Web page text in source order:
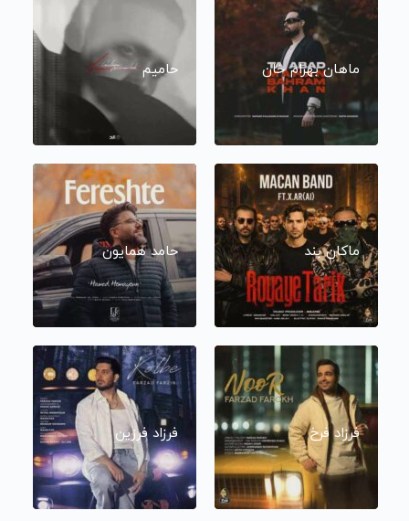
ماهان بهرام خان حامیم
ماکان بند حامد همایون
فرزاد فرخ فرزاد فرزین